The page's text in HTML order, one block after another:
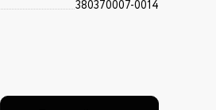
380370007-0014